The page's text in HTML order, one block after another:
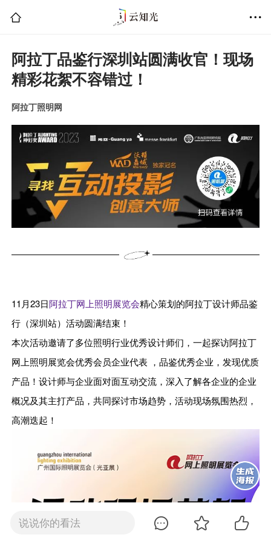
阿拉丁品鉴行深圳站圆满收官！现场
精彩花絮不容错过！
阿拉丁照明网
11月23日阿拉丁网上照明展览会精心策划的阿拉丁设计师品鉴
行（深圳站）活动圆满结束！
本次活动邀请了多位照明行业优秀设计师们，一起探访阿拉丁
网上照明展览会优秀会员企业代表 ，品鉴优秀企业，发现优质
产品！设计师与企业面对面互动交流，深入了解各企业的企业
概况及其主打产品，共同探讨市场趋势，活动现场氛围热烈，
高潮迭起！
说说你的看法